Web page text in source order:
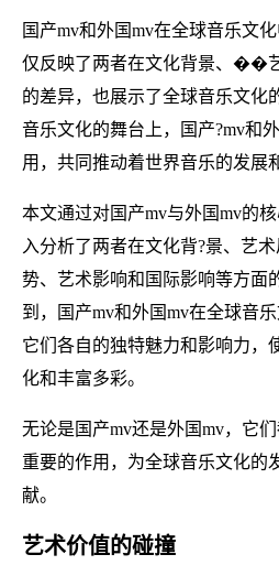
国产mv和外国mv在全球音乐文
仅反映了两者在文化背景、��
的差异，也展示了全球音乐文化
音乐文化的舞台上，国产?mv和
用，共同推动着世界音乐的发展
本文通过对国产mv与外国mv的
入分析了两者在文化背?景、艺
势、艺术影响和国际影响等方面
到，国产mv和外国mv在全球音
它们各自的独特魅力和影响力，
化和丰富多彩。
无论是国产mv还是外国mv，它
重要的作用，为全球音乐文化的
献。
艺术价值的碰撞